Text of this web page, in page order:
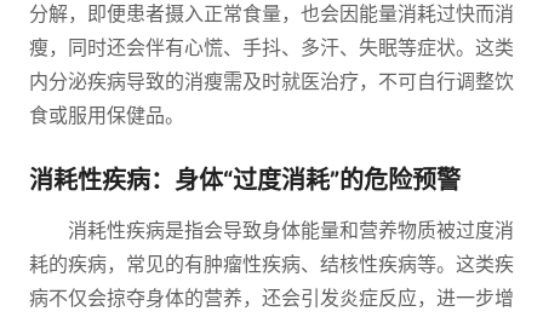
分解，即便患者摄入正常食量，也会因能量消耗过快而消
瘦，同时还会伴有心慌、手抖、多汗、失眠等症状。这类
内分泌疾病导致的消瘦需及时就医治疗，不可自行调整饮
食或服用保健品。
消耗性疾病：身体“过度消耗”的危险预警
消耗性疾病是指会导致身体能量和营养物质被过度消
耗的疾病，常见的有肿瘤性疾病、结核性疾病等。这类疾
病不仅会掠夺身体的营养，还会引发炎症反应，进一步增